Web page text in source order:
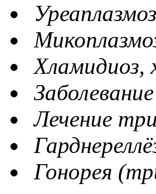
Хламидиоз,
Лечение
Гонорея